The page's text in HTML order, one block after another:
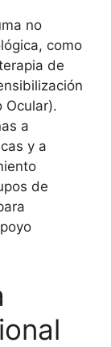
no
como
de
Ocular).
a
y a
de